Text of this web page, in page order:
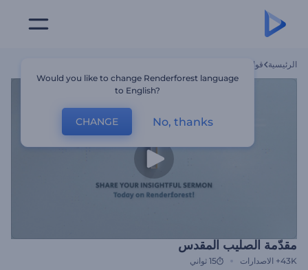
الرئيسية قوالب
مقدّمة الصليب المقدس
43K+ الاصدارات 15 ثواني
Would you like to change Renderforest language
to English?
CHANGE No, thanks